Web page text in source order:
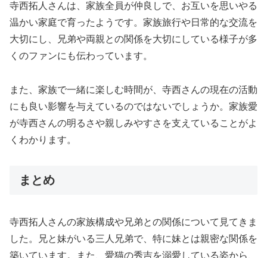
寺西拓人さんは、家族全員が仲良しで、お互いを思いやる
温かい家庭で育ったようです。家族旅行や日常的な交流を
大切にし、兄弟や両親との関係を大切にしている様子が多
くのファンにも伝わっています。
また、家族で一緒に楽しむ時間が、寺西さんの現在の活動
にも良い影響を与えているのではないでしょうか。家族愛
が寺西さんの明るさや親しみやすさを支えていることがよ
くわかります。
まとめ
寺西拓人さんの家族構成や兄弟との関係について見てきま
した。兄と妹がいる三人兄弟で、特に妹とは親密な関係を
築いています。また、愛猫の秀吉を溺愛している姿から、